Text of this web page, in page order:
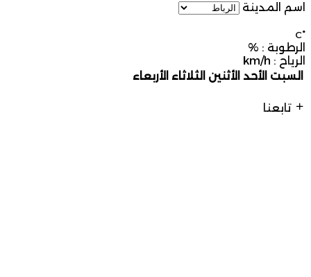
اسم المدينة
°C
الرطوبة : %
الرياح : km/h
السبت الأحد الأثنين الثلاثاء الأربعاء
تابعنا